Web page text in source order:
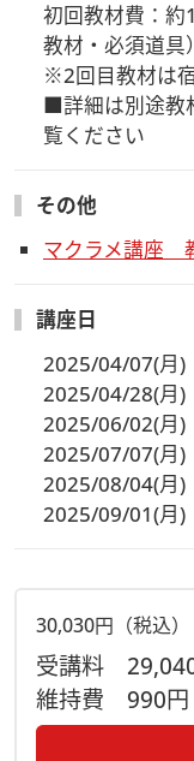
初回教材費：約
教材・必須道具）
※2回目教材は
■詳細は別途教
覧ください
その他
マクラメ講座
講座日
2025/04/07(月)
2025/04/28(月)
2025/06/02(月)
2025/07/07(月)
2025/08/04(月)
2025/09/01(月)
30,030円（税込）
受講料
維持費 990円